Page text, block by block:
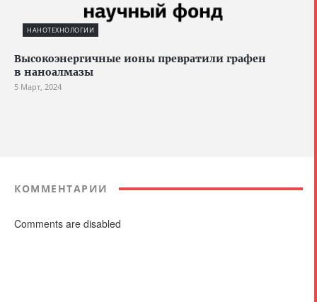
НАНОТЕХНОЛОГИИ
Высокоэнергичные ионы превратили графен
в наноалмазы
5 Март, 2024
КОММЕНТАРИИ
Comments are disabled